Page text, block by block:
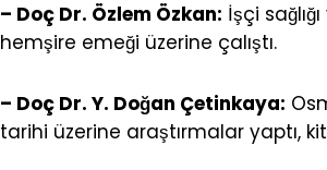
– Doç Dr. Özlem Özkan: İşçi
hemşire emeği üzerine çalıştı.
– Doç Dr. Y. Doğan Çetinkaya:
tarihi üzerine araştırmalar yaptı,